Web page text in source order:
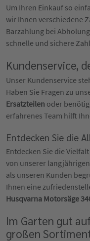
Um Ihren Einkauf so
wir Ihnen verschiedene
Barzahlung bei
schnelle und sichere
Kundenservice,
Unser Kundenservice
Haben Sie Fragen zu
Ersatzteilen oder
erfahrenes Team hilft
Entdecken Sie die
Entdecken Sie die
von unserer
als unseren Kunden
Ihnen eine
Husqvarna Motorsäge
Im Garten gut
großen